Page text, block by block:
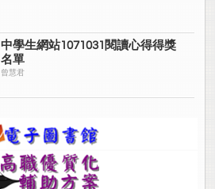
中學生網站1071031閱讀心得得獎
名單
曾慧君